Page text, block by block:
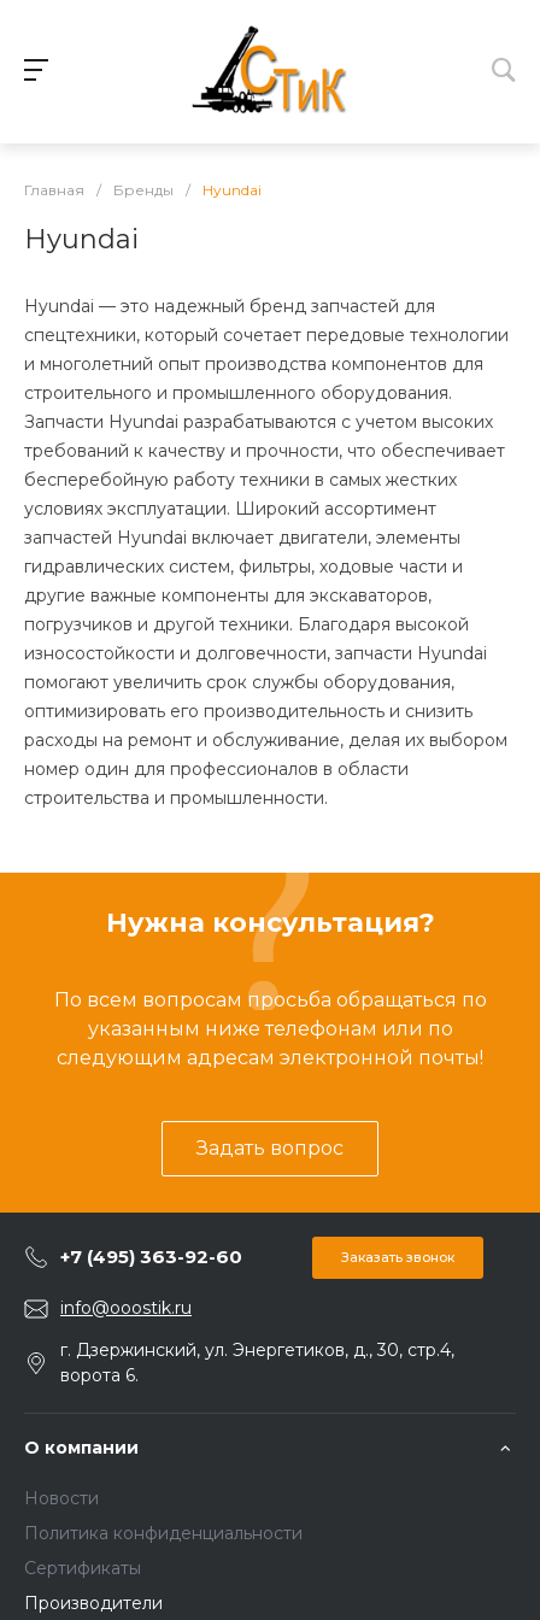
Главная / Бренды / Hyundai
Hyundai
Hyundai — это надежный бренд запчастей для
спецтехники, который сочетает передовые технологии
и многолетний опыт производства компонентов для
строительного и промышленного оборудования.
Запчасти Hyundai разрабатываются с учетом высоких
требований к качеству и прочности, что обеспечивает
бесперебойную работу техники в самых жестких
условиях эксплуатации. Широкий ассортимент
запчастей Hyundai включает двигатели, элементы
гидравлических систем, фильтры, ходовые части и
другие важные компоненты для экскаваторов,
погрузчиков и другой техники. Благодаря высокой
износостойкости и долговечности, запчасти Hyundai
помогают увеличить срок службы оборудования,
оптимизировать его производительность и снизить
расходы на ремонт и обслуживание, делая их выбором
номер один для профессионалов в области
строительства и промышленности.
Нужна консультация?
По всем вопросам просьба обращаться по
указанным ниже телефонам или по
следующим адресам электронной почты!
Задать вопрос
+7 (495) 363-92-60 Заказать звонок
info@ooostik.ru
г. Дзержинский, ул. Энергетиков, д., 30, стр.4,
ворота 6.
О компании
Новости
Политика конфиденциальности
Сертификаты
Производители